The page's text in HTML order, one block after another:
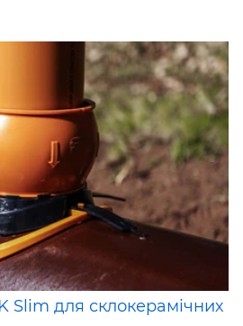
Slim для склокерамічних